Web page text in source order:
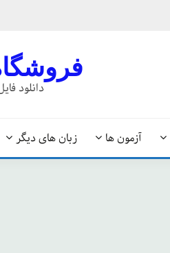
دانلود
آزمون ها زبان های دیگر